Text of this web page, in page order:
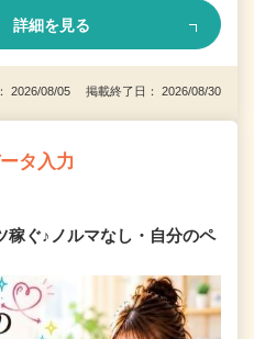
詳細を見る
2026/08/05 掲載終了日： 2026/08/30
タ入力
稼ぐ♪ノルマなし・自分のペ